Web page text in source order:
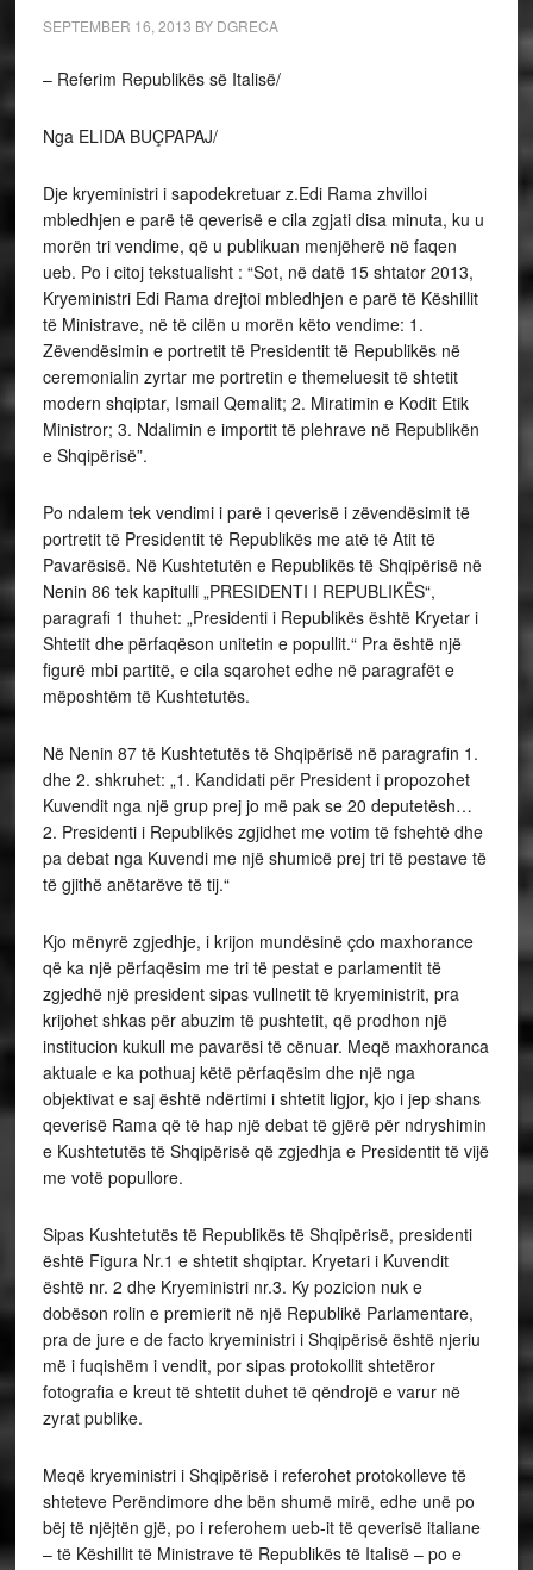
SEPTEMBER 16, 2013 BY DGRECA
– Referim Republikës së Italisë/
Nga ELIDA BUÇPAPAJ/
Dje kryeministri i sapodekretuar z.Edi Rama zhvilloi
mbledhjen e parë të qeverisë e cila zgjati disa minuta, ku u
morën tri vendime, që u publikuan menjëherë në faqen
ueb. Po i citoj tekstualisht : “Sot, në datë 15 shtator 2013,
Kryeministri Edi Rama drejtoi mbledhjen e parë të Këshillit
të Ministrave, në të cilën u morën këto vendime: 1.
Zëvendësimin e portretit të Presidentit të Republikës në
ceremonialin zyrtar me portretin e themeluesit të shtetit
modern shqiptar, Ismail Qemalit; 2. Miratimin e Kodit Etik
Ministror; 3. Ndalimin e importit të plehrave në Republikën
e Shqipërisë”.
Po ndalem tek vendimi i parë i qeverisë i zëvendësimit të
portretit të Presidentit të Republikës me atë të Atit të
Pavarësisë. Në Kushtetutën e Republikës të Shqipërisë në
Nenin 86 tek kapitulli „PRESIDENTI I REPUBLIKËS“,
paragrafi 1 thuhet: „Presidenti i Republikës është Kryetar i
Shtetit dhe përfaqëson unitetin e popullit.“ Pra është një
figurë mbi partitë, e cila sqarohet edhe në paragrafët e
mëposhtëm të Kushtetutës.
Në Nenin 87 të Kushtetutës të Shqipërisë në paragrafin 1.
dhe 2. shkruhet: „1. Kandidati për President i propozohet
Kuvendit nga një grup prej jo më pak se 20 deputetësh…
2. Presidenti i Republikës zgjidhet me votim të fshehtë dhe
pa debat nga Kuvendi me një shumicë prej tri të pestave të
të gjithë anëtarëve të tij.“
Kjo mënyrë zgjedhje, i krijon mundësinë çdo maxhorance
që ka një përfaqësim me tri të pestat e parlamentit të
zgjedhë një president sipas vullnetit të kryeministrit, pra
krijohet shkas për abuzim të pushtetit, që prodhon një
institucion kukull me pavarësi të cënuar. Meqë maxhoranca
aktuale e ka pothuaj këtë përfaqësim dhe një nga
objektivat e saj është ndërtimi i shtetit ligjor, kjo i jep shans
qeverisë Rama që të hap një debat të gjërë për ndryshimin
e Kushtetutës të Shqipërisë që zgjedhja e Presidentit të vijë
me votë popullore.
Sipas Kushtetutës të Republikës të Shqipërisë, presidenti
është Figura Nr.1 e shtetit shqiptar. Kryetari i Kuvendit
është nr. 2 dhe Kryeministri nr.3. Ky pozicion nuk e
dobëson rolin e premierit në një Republikë Parlamentare,
pra de jure e de facto kryeministri i Shqipërisë është njeriu
më i fuqishëm i vendit, por sipas protokollit shtetëror
fotografia e kreut të shtetit duhet të qëndrojë e varur në
zyrat publike.
Meqë kryeministri i Shqipërisë i referohet protokolleve të
shteteve Perëndimore dhe bën shumë mirë, edhe unë po
bëj të njëjtën gjë, po i referohem ueb-it të qeverisë italiane
– të Këshillit të Ministrave të Republikës të Italisë – po e